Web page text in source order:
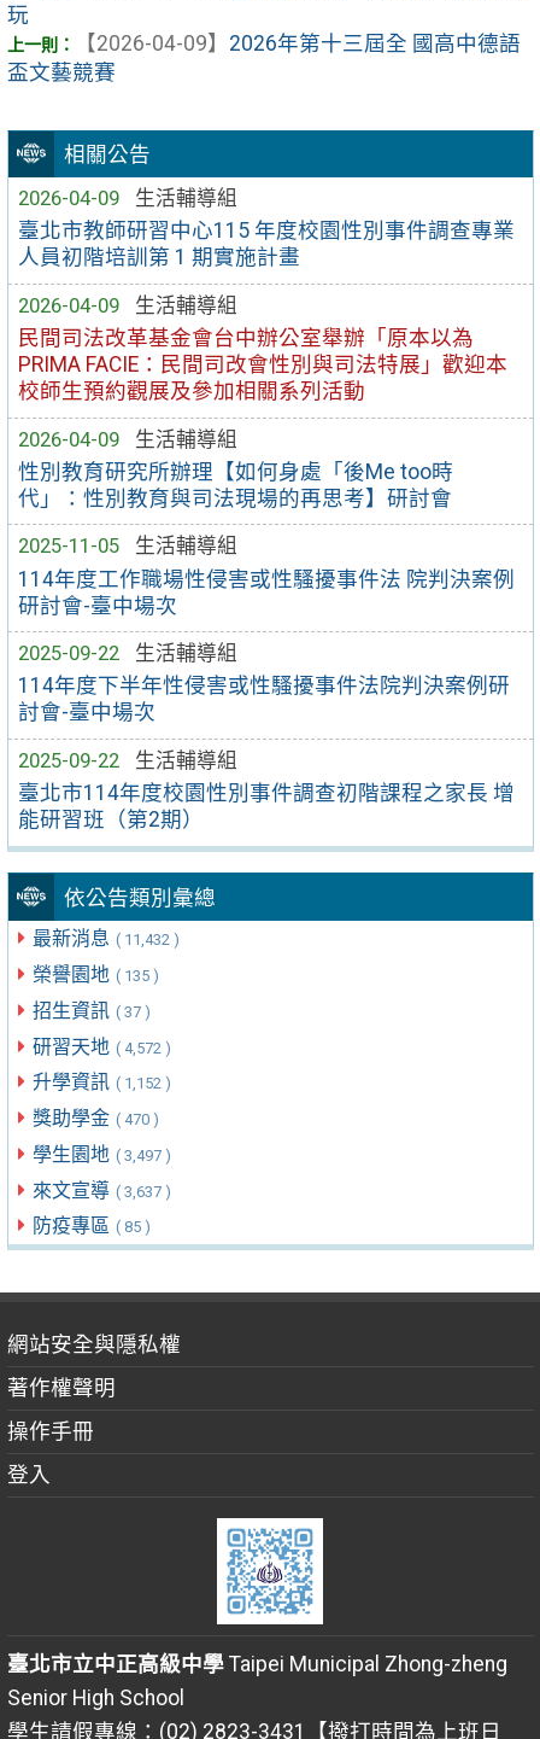
相關公告
2026-04-09
生活輔導組
臺北市教師研習中心115 年度校園性別事件調查專業
人員初階培訓第 1 期實施計畫
2026-04-09
生活輔導組
民間司法改革基金會台中辦公室舉辦「原本以為
PRIMA FACIE：民間司改會性別與司法特展」歡迎本
校師生預約觀展及參加相關系列活動
2026-04-09
生活輔導組
性別教育研究所辦理【如何身處「後Me too時
代」：性別教育與司法現場的再思考】研討會
2025-11-05
生活輔導組
114年度工作職場性侵害或性騷擾事件法 院判決案例
研討會-臺中場次
2025-09-22
生活輔導組
114年度下半年性侵害或性騷擾事件法院判決案例研
討會-臺中場次
2025-09-22
生活輔導組
臺北市114年度校園性別事件調查初階課程之家長 增
能研習班（第2期）
依公告類別彙總
最新消息 ( 11,432 )
榮譽園地 ( 135 )
招生資訊 ( 37 )
研習天地 ( 4,572 )
升學資訊 ( 1,152 )
獎助學金 ( 470 )
學生園地 ( 3,497 )
來文宣導 ( 3,637 )
防疫專區 ( 85 )
玩
【2026-04-09】 2026年第十三屆全 國高中德語
盃文藝競賽
網站安全與隱私權
著作權聲明
操作手冊
登入
臺北市立中正高級中學Taipei Municipal Zhong-zheng
Senior High School
學生請假專線：(02) 2823-3431【撥打時間為上班日